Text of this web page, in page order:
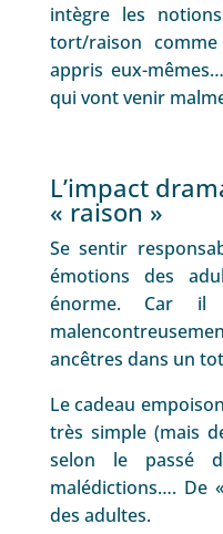
intègre les
tort/raison
appris eux-
qui vont venir
L’impact
« raison »
Se sentir
émotions des
énorme. Car il
ancêtres dans un
Le cadeau
très simple (mais
selon le passé
malédictions…. De
des adultes.